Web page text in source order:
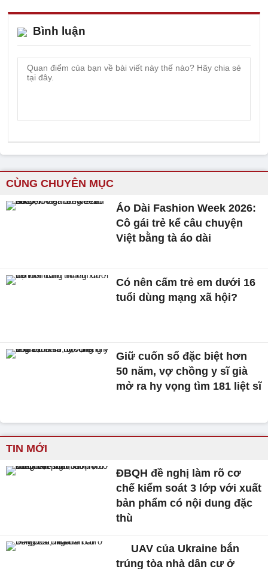
Bình luận
CÙNG CHUYÊN MỤC
Áo Dài Fashion Week 2026:
Cô gái trẻ kể câu chuyện
Việt bằng tà áo dài
Có nên cấm trẻ em dưới 16
tuổi dùng mạng xã hội?
Giữ cuốn sổ đặc biệt hơn
50 năm, vợ chồng y sĩ già
mở ra hy vọng tìm 181 liệt sĩ
TIN MỚI
ĐBQH đề nghị làm rõ cơ
chế kiểm soát 3 lớp với xuất
bản phẩm có nội dung đặc
thù
UAV của Ukraine bắn
trúng tòa nhà dân cư ở